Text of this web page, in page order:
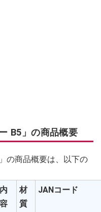
B5」の商品概要
の商品概要は、以下の
内
容
材
質
JANコード